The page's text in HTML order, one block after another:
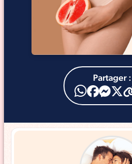
Partager :